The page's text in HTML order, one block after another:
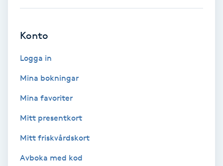
Herrklippning
HIFU
Hot Stone Massage
Konto
Logga in
Mina bokningar
Mina favoriter
Mitt presentkort
Mitt friskvårdskort
Avboka med kod